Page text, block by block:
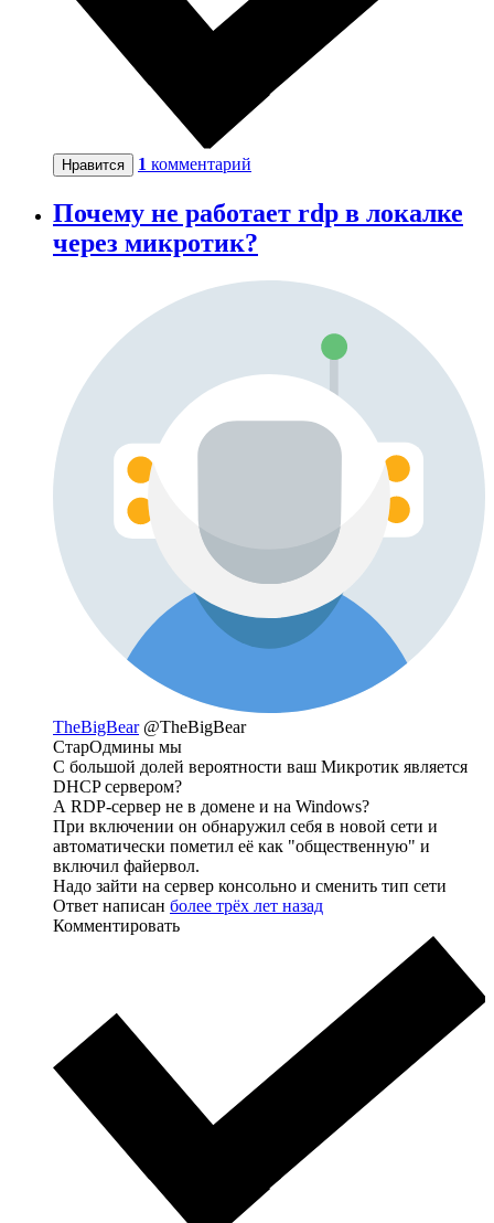
Нравится 1 комментарий
Почему не работает rdp в локалке
через микротик?
TheBigBear @TheBigBear
СтарОдмины мы
С большой долей вероятности ваш Микротик является
DHCP сервером?
А RDP-сервер не в домене и на Windows?
При включении он обнаружил себя в новой сети и
автоматически пометил её как "общественную" и
включил файервол.
Надо зайти на сервер консольно и сменить тип сети
Ответ написан более трёх лет назад
Комментировать